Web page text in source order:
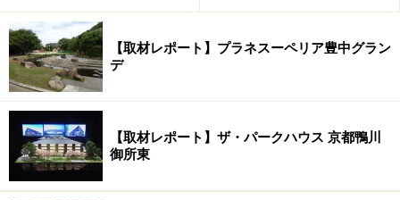
【取材レポート】プラネスーペリア豊中グラン
デ
【取材レポート】ザ・パークハウス 京都鴨川
御所東